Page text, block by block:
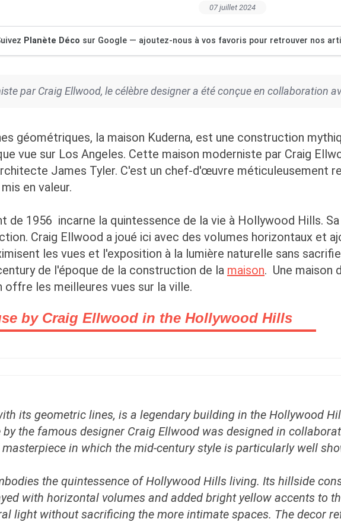
07 juillet 2024
Planète Déco sur Google — ajoutez-nous à vos favoris pour retrouver nos
par Craig Ellwood, le célèbre designer a été conçue en collaboration
géométriques, la maison Kuderna, est une construction
vue sur Los Angeles. Cette maison moderniste par Craig
James Tyler. C'est un chef-d'œuvre méticuleusement
en valeur.
de 1956 incarne la quintessence de la vie à Hollywood Hills.
Craig Ellwood a joué ici avec des volumes horizontaux et
les vues et l'exposition à la lumière naturelle sans
de l'époque de la construction de la maison. Une maison
offre les meilleures vues sur la ville.
by Craig Ellwood in the Hollywood Hills
its geometric lines, is a legendary building in the Hollywood
the famous designer Craig Ellwood was designed in
in which the mid-century style is particularly well
the quintessence of Hollywood Hills living. Its hillside
with horizontal volumes and added bright yellow accents to
light without sacrificing the more intimate spaces. The decor